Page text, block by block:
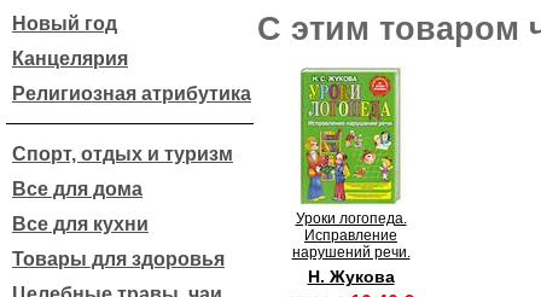
Новый год
Канцелярия
Религиозная атрибутика
Спорт, отдых и туризм
Все для дома
Все для кухни
Товары для здоровья
С этим товаром
Уроки логопеда.
Исправление
нарушений речи.
Н. Жукова